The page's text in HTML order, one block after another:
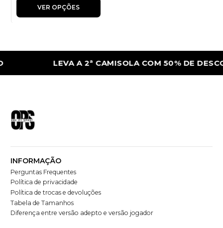
VER OPÇÕES
LEVA A 2ª CAMISOLA COM 50% DE
INFORMAÇÃO
Perguntas Frequentes
Política de privacidade
Política de trocas e devoluções
Tabela de Tamanhos
Diferença entre versão adepto e versão jogador